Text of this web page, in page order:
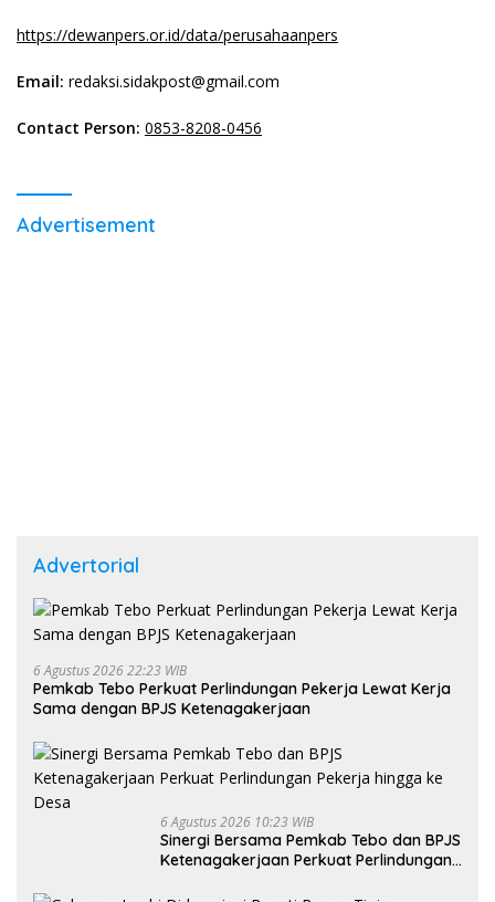
https://dewanpers.or.id/data/perusahaanpers
Email: redaksi.sidakpost@gmail.com
Contact Person: 0853-8208-0456
Advertisement
Advertorial
6 Agustus 2026 22:23 WIB
Pemkab Tebo Perkuat Perlindungan Pekerja Lewat Kerja
Sama dengan BPJS Ketenagakerjaan
6 Agustus 2026 10:23 WIB
Sinergi Bersama Pemkab Tebo dan BPJS
Ketenagakerjaan Perkuat Perlindungan